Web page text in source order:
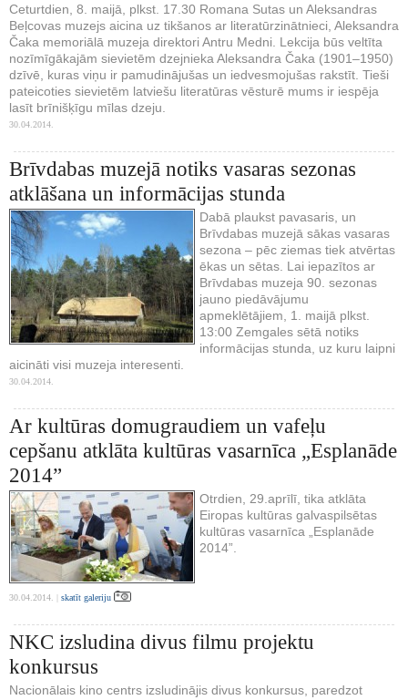
Ceturtdien, 8. maijā, plkst. 17.30 Romana Sutas un Aleksandras
Beļcovas muzejs aicina uz tikšanos ar literatūrzinātnieci, Aleksandra
Čaka memoriālā muzeja direktori Antru Medni. Lekcija būs veltīta
nozīmīgākajām sievietēm dzejnieka Aleksandra Čaka (1901–1950)
dzīvē, kuras viņu ir pamudinājušas un iedvesmojušas rakstīt. Tieši
pateicoties sievietēm latviešu literatūras vēsturē mums ir iespēja
lasīt brīnišķīgu mīlas dzeju.
30.04.2014.
Brīvdabas muzejā notiks vasaras sezonas
atklāšana un informācijas stunda
Dabā plaukst pavasaris, un
Brīvdabas muzejā sākas vasaras
sezona – pēc ziemas tiek atvērtas
ēkas un sētas. Lai iepazītos ar
Brīvdabas muzeja 90. sezonas
jauno piedāvājumu
apmeklētājiem, 1. maijā plkst.
13:00 Zemgales sētā notiks
informācijas stunda, uz kuru laipni
aicināti visi muzeja interesenti.
30.04.2014.
Ar kultūras domugraudiem un vafeļu
cepšanu atklāta kultūras vasarnīca „Esplanāde
2014”
Otrdien, 29.aprīlī, tika atklāta
Eiropas kultūras galvaspilsētas
kultūras vasarnīca „Esplanāde
2014”.
30.04.2014. | skatīt galeriju
NKC izsludina divus filmu projektu
konkursus
Nacionālais kino centrs izsludinājis divus konkursus, paredzot